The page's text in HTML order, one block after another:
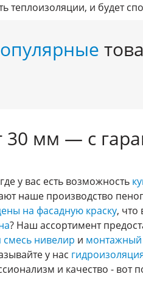
теплоизоляции, и будет
30 мм — с
у вас есть возможность
наше производство
на фасадную краску, что
? Наш ассортимент
нивелир и монтажный
у нас
и качество -